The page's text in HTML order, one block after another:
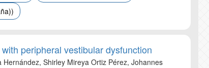
peripheral vestibular dysfunction
Shirley Mireya Ortiz Pérez, Johannes